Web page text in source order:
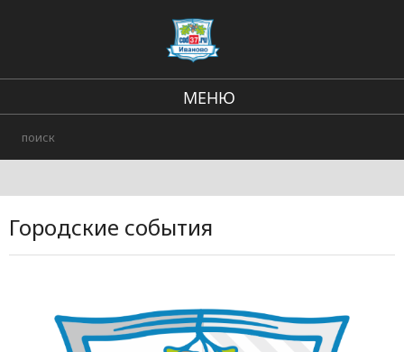
МЕНЮ
Городские события
Городские события